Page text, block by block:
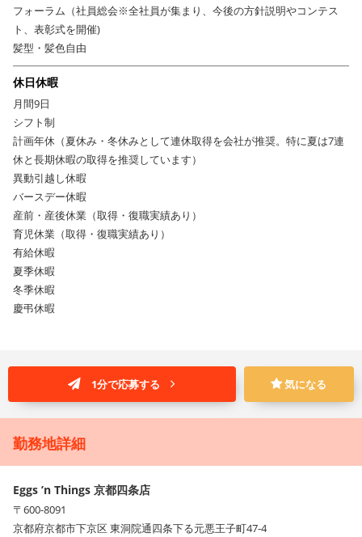
フォーラム（社員総会※全社員が集まり、今後の方針説明やコンテス
ト、表彰式を開催)
髪型・髪色自由
休日休暇
月間9日
シフト制
計画年休（夏休み・冬休みとして連休取得を会社が推奨。特に夏は7連
休と長期休暇の取得を推奨しています）
異動引越し休暇
バースデー休暇
産前・産後休業（取得・復職実績あり）
育児休業（取得・復職実績あり）
有給休暇
夏季休暇
冬季休暇
慶弔休暇
1分で応募する 気になる
勤務地詳細
Eggs ’n Things 京都四条店
〒600-8091
京都府京都市下京区 東洞院通四条下る元悪王子町47-4